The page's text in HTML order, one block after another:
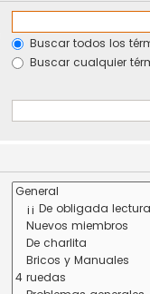
Buscar todos los
Buscar cualquier